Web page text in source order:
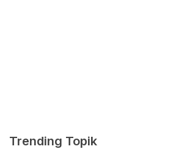
Trending Topik